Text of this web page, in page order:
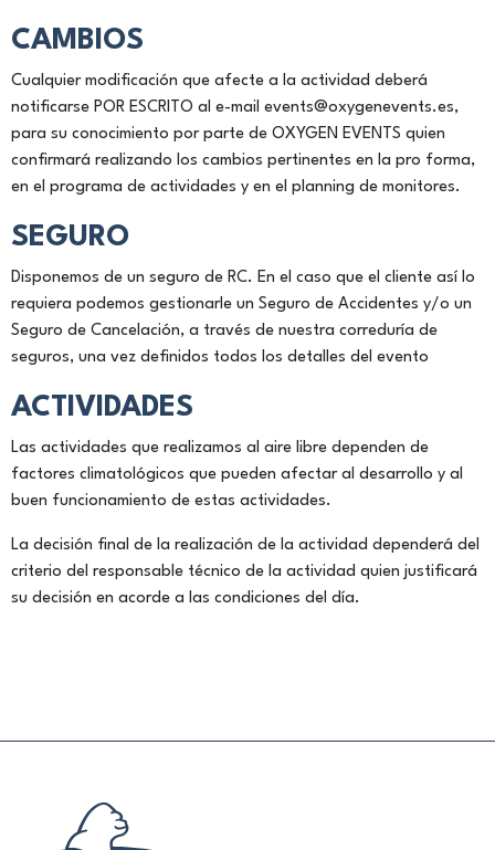
CAMBIOS
Cualquier modificación que afecte a la actividad deberá
notificarse POR ESCRITO al e-mail events@oxygenevents.es,
para su conocimiento por parte de OXYGEN EVENTS quien
confirmará realizando los cambios pertinentes en la pro forma,
en el programa de actividades y en el planning de monitores.
SEGURO
Disponemos de un seguro de RC. En el caso que el cliente así lo
requiera podemos gestionarle un Seguro de Accidentes y/o un
Seguro de Cancelación, a través de nuestra correduría de
seguros, una vez definidos todos los detalles del evento
ACTIVIDADES
Las actividades que realizamos al aire libre dependen de
factores climatológicos que pueden afectar al desarrollo y al
buen funcionamiento de estas actividades.
La decisión final de la realización de la actividad dependerá del
criterio del responsable técnico de la actividad quien justificará
su decisión en acorde a las condiciones del día.